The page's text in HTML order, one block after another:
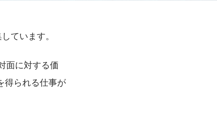
ています。
面に対する価
得られる仕事が